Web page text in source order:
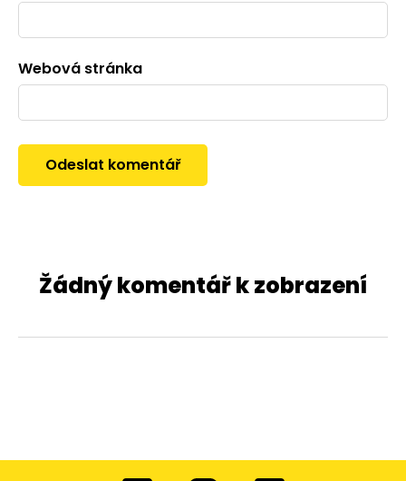
Webová stránka
Žádný komentář k zobrazení